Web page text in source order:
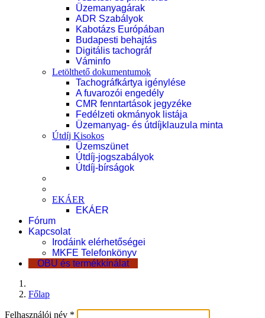
Üzemanyagárak
ADR Szabályok
Kabotázs Európában
Budapesti behajtás
Digitális tachográf
Váminfo
Letölthető dokumentumok
Tachográfkártya igénylése
A fuvarozói engedély
CMR fenntartások jegyzéke
Fedélzeti okmányok listája
Üzemanyag- és útdíjklauzula minta
Útdíj Kisokos
Üzemszünet
Útdíj-jogszabályok
Útdíj-bírságok
EKÁER
EKÁER
Fórum
Kapcsolat
Irodáink elérhetőségei
MKFE Telefonkönyv
OBU és termékkínálat
Főlap
Felhasználói név *